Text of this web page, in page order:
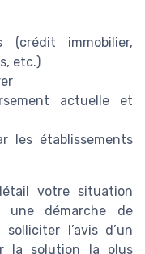
immobilier,
etc.)
actuelle et
les établissements
votre situation
une démarche de
l’avis d’un
la solution la plus